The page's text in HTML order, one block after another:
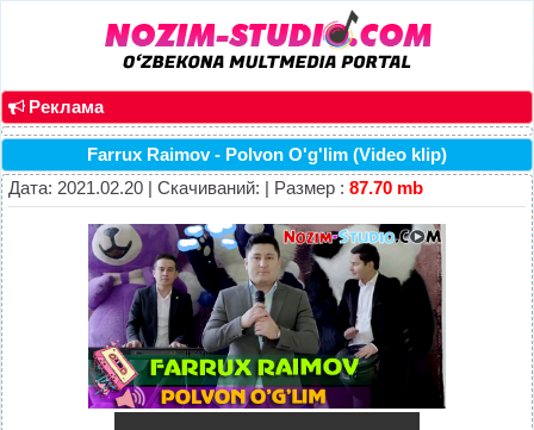
Реклама
Farrux Raimov - Polvon O'g'lim (Video klip)
Дата: 2021.02.20 | Скачиваний: | Размер : 87.70 mb